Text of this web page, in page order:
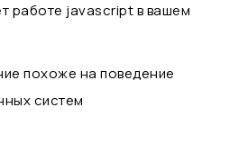
работе javascript в вашем
похоже на поведение
систем